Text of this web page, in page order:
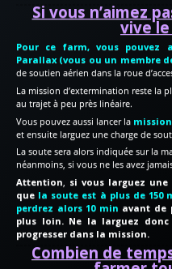
Si vous n’aimez
vive le
Pour ce farm, vous pouvez
Parallax (vous ou un membre
de soutien aérien dans la roue
La mission d’extermination reste la
au trajet à peu près linéaire.
Vous pouvez aussi lancer la
et ensuite larguez une charge de
La soute sera alors indiquée sur la
néanmoins, si vous ne les avez
Attention
si vous larguez
que la soute est à plus de 150
perdrez alors 10 min avant de
plus loin. Ne la larguez
progresser dans la mission.
Combien de